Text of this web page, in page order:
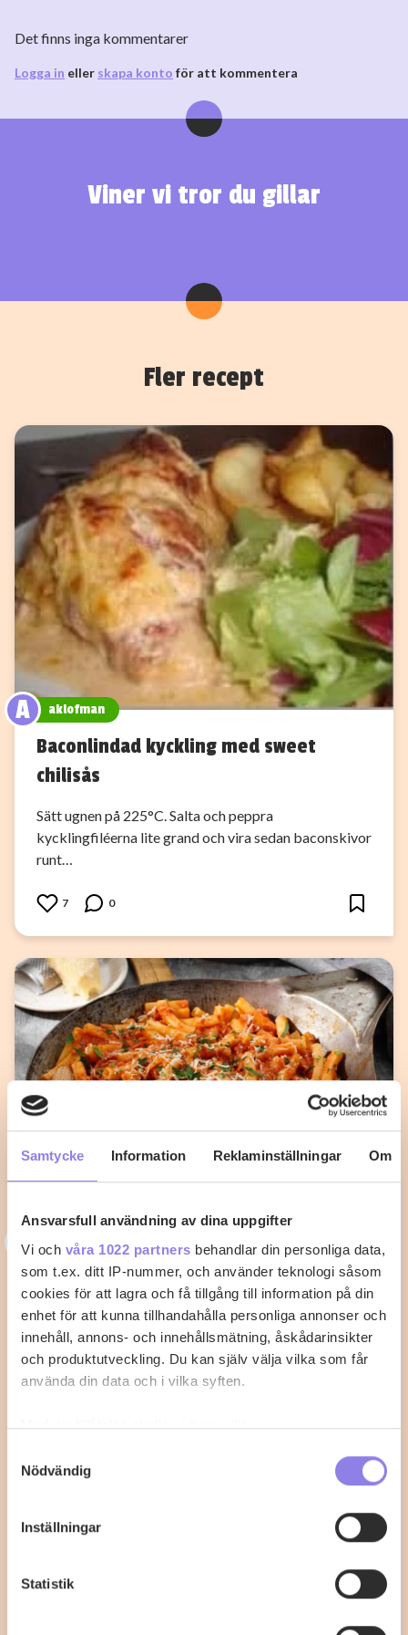
Samtycke Information Reklaminställningar Om
Ansvarsfull användning av dina uppgifter
Vi och våra 1022 partners behandlar din personliga data,
som t.ex. ditt IP-nummer, och använder teknologi såsom
cookies för att lagra och få tillgång till information på din
enhet för att kunna tillhandahålla personliga annonser och
innehåll, annons- och innehållsmätning, åskådarinsikter
och produktutveckling. Du kan själv välja vilka som får
använda din data och i vilka syften.
Med din tillåtelse skulle vi även vilja:
som kan ha en noggrannhet på upp till flera meter
Ta reda på mer om hur dina personliga uppgifter
Du kan ändra eller dra tillbaka ditt samtycke när som
Nödvändig
Inställningar
Statistik
Det finns inga kommentarer
Logga in eller skapa konto för att kommentera
Viner vi tror du gillar
Fler recept
A aklofman
Baconlindad kyckling med sweet
chilisås
Sätt ugnen på 225°C. Salta och peppra
kycklingfiléerna lite grand och vira sedan baconskivor
runt…
7 0
C carin-52
krämig pastasås med salsiccia och
mascarpone
Fräs lök, vitlök och chili i olivolja på medelvärme i en
kastrull tills löken blivit…